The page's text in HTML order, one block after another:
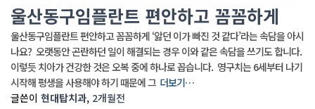
울산동구임플란트 편안하고 꼼꼼하게
울산동구임플란트 편안하고 꼼꼼하게 ‘앓던 이가 빠진 것 같다’라는 속담을 아시
나요? ​ 오랫동안 곤란하던 일이 해결되는 경우 이와 같은 속담을 쓰기도 합니다. ​
이렇듯 치아가 건강한 것은 오복 중에 하나로 꼽습니다. ​ 영구치는 6세부터 나기
시작해 평생을 사용해야 하기 때문에 그 더보기…
글쓴이 현대탑치과, 2개월전